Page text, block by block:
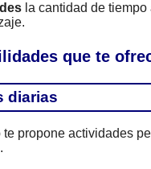
la cantidad de tiempo
que te
diarias
te propone actividades